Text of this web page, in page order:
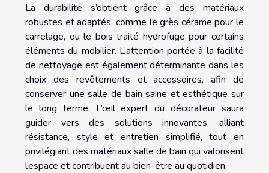
La durabilité s’obtient grâce à des matériaux
robustes et adaptés, comme le grès cérame pour le
carrelage, ou le bois traité hydrofuge pour certains
éléments du mobilier. L’attention portée à la facilité
de nettoyage est également déterminante dans les
choix des revêtements et accessoires, afin de
conserver une salle de bain saine et esthétique sur
le long terme. L’œil expert du décorateur saura
guider vers des solutions innovantes, alliant
résistance, style et entretien simplifié, tout en
privilégiant des matériaux salle de bain qui valorisent
l’espace et contribuent au bien-être au quotidien.